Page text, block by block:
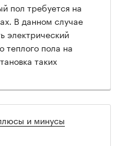
пол требуется на
В данном случае
электрический
теплого пола на
таких
и минусы